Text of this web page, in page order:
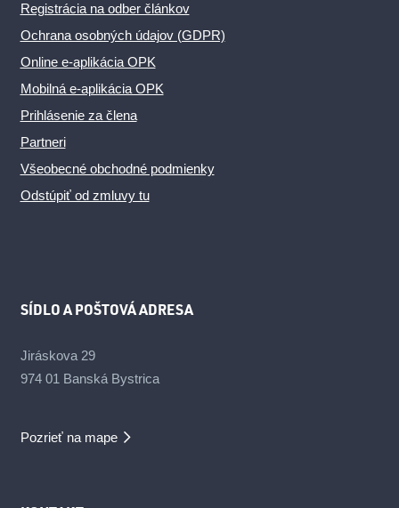
Registrácia na odber článkov
Ochrana osobných údajov (GDPR)
Online e-aplikácia OPK
Mobilná e-aplikácia OPK
Prihlásenie za člena
Partneri
Všeobecné obchodné podmienky
Odstúpiť od zmluvy tu
SÍDLO A POŠTOVÁ ADRESA
Jiráskova 29
974 01 Banská Bystrica
Pozrieť na mape